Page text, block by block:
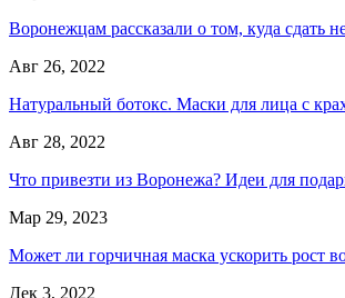
Воронежцам рассказали о том, куда сдать
Авг 26, 2022
Натуральный ботокс. Маски для лица с
Авг 28, 2022
Что привезти из Воронежа? Идеи для
Мар 29, 2023
Может ли горчичная маска ускорить рост
Дек 3, 2022